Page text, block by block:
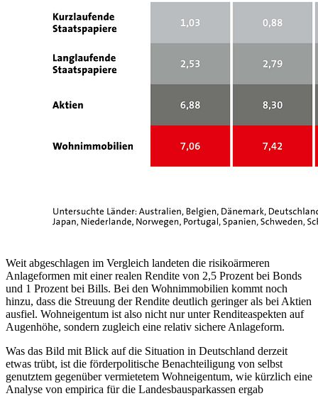
Weit abgeschlagen im Vergleich landeten die risikoärmeren
Anlageformen mit einer realen Rendite von 2,5 Prozent bei Bonds
und 1 Prozent bei Bills. Bei den Wohnimmobilien kommt noch
hinzu, dass die Streuung der Rendite deutlich geringer als bei Aktien
ausfiel. Wohneigentum ist also nicht nur unter Renditeaspekten auf
Augenhöhe, sondern zugleich eine relativ sichere Anlageform.
Was das Bild mit Blick auf die Situation in Deutschland derzeit
etwas trübt, ist die förderpolitische Benachteiligung von selbst
genutztem gegenüber vermietetem Wohneigentum, wie kürzlich eine
Analyse von empirica für die Landesbausparkassen ergab